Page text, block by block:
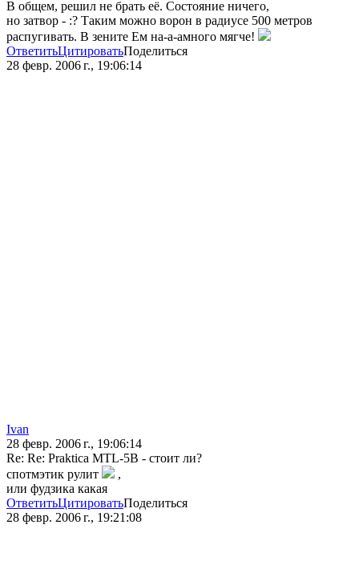
В общем, решил не брать её. Состояние ничего,
но затвор - :? Таким можно ворон в радиусе 500 метров
распугивать. В зените Ем на-а-амного мягче!
ОтветитьЦитироватьПоделиться
28 февр. 2006 г., 19:06:14
Ivan
28 февр. 2006 г., 19:06:14
Re: Re: Praktica MTL-5B - стоит ли?
спотмэтик рулит
,
или фудзика какая
ОтветитьЦитироватьПоделиться
28 февр. 2006 г., 19:21:08